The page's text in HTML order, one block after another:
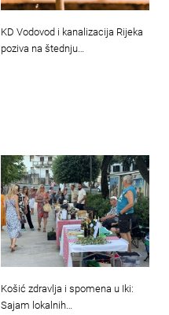
KD Vodovod i kanalizacija Rijeka
poziva na štednju…
Košić zdravlja i spomena u Iki:
Sajam lokalnih…